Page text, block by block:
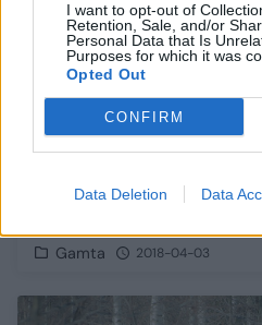
I want to opt-out of
Retention, Sale, and/or
Personal Data that Is
Purposes for which it was
Opted Out
CONFIRM
Data Deletion Data
Gamta 2018-04-03